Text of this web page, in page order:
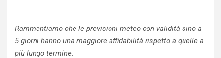
Rammentiamo che le previsioni meteo con validità sino a
5 giorni hanno una maggiore affidabilità rispetto a quelle a
più lungo termine.